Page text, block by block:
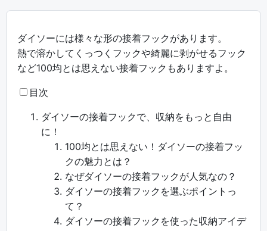
ダイソーには様々な形の接着フックがあります。
熱で溶かしてくっつくフックや綺麗に剥がせるフック
など100均とは思えない接着フックもありますよ。
目次
ダイソーの接着フックで、収納をもっと自由
に！
100均とは思えない！ダイソーの接着フッ
クの魅力とは？
なぜダイソーの接着フックが人気なの？
ダイソーの接着フックを選ぶポイントっ
て？
ダイソーの接着フックを使った収納アイデ